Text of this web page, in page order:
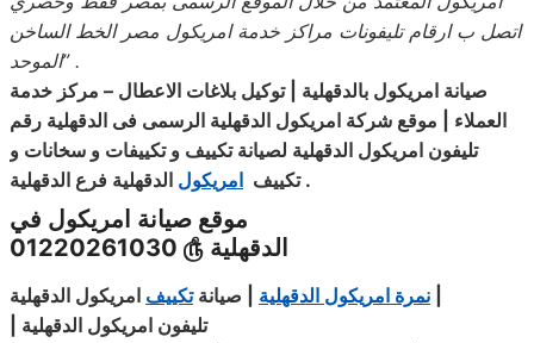
اتصل ب ارقام تليفونات مراكز خدمة امريكول مصر الخط الساخن
الموحد” .
صيانة امريكول بالدقهلية |توكيل بلاغات الاعطال – مركز خدمة
العملاء | موقع شركة امريكول الدقهلية الرسمى فى الدقهلية رقم
تليفون امريكول الدقهلية لصيانة تكييف و تكييفات و سخانات و
تكييف امريكول الدقهلية فرع الدقهلية .
موقع صيانة امريكول في
الدقهلية ௹
نمرة امريكول الدقهلية صيانة تكييف امريكول الدقهلية
تليفون امريكول الدقهلية |